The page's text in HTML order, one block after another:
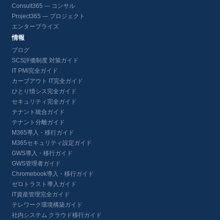
Consult365 — コンサル
Project365 — プロジェクト
エンタープライズ
情報
ブログ
SCS評価制度 対策ガイド
IT PMI完全ガイド
カーブアウト IT完全ガイド
ひとり情シス完全ガイド
セキュリティ完全ガイド
テナント統合ガイド
テナント分離ガイド
M365導入・移行ガイド
M365セキュリティ設定ガイド
GWS導入・移行ガイド
GWS管理者ガイド
Chromebook導入・移行ガイド
ゼロトラスト導入ガイド
IT資産管理完全ガイド
テレワーク環境構築ガイド
社内システム クラウド移行ガイド